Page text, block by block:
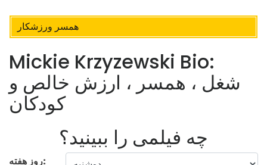
همسر ورزشکار
Mickie Krzyzewski Bio:
شغل ، همسر ، ارزش خالص و
کودکان
چه فیلمی را ببینید؟
روز هفته: